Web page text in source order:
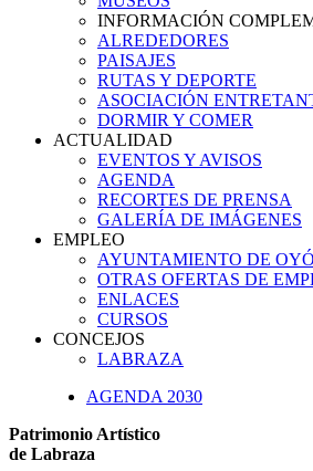
INFORMACIÓN
ALREDEDORES
PAISAJES
RUTAS Y DEPORTE
ASOCIACIÓN
DORMIR Y COMER
ACTUALIDAD
EVENTOS Y AVISOS
AGENDA
RECORTES DE PRENSA
GALERÍA DE IMÁGENES
EMPLEO
AYUNTAMIENTO DE
OTRAS OFERTAS DE
ENLACES
CURSOS
CONCEJOS
LABRAZA
AGENDA 2030
Patrimonio Artístico
de Labraza